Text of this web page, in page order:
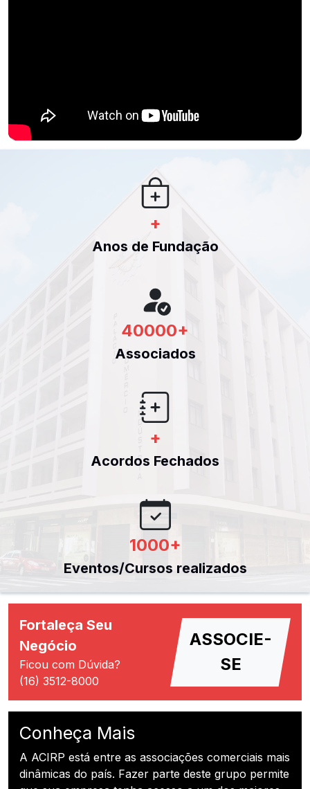
+
Anos de Fundação
40000+
Associados
+
Acordos Fechados
1000+
Eventos/Cursos realizados
Fortaleça Seu
Negócio
Ficou com Dúvida?
(16) 3512-8000
ASSOCIE-
SE
Conheça Mais
A ACIRP está entre as associações comerciais mais
dinâmicas do país. Fazer parte deste grupo permite